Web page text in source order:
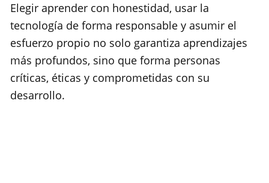
Elegir aprender con honestidad, usar la
tecnología de forma responsable y asumir el
esfuerzo propio no solo garantiza aprendizajes
más profundos, sino que forma personas
críticas, éticas y comprometidas con su
desarrollo.